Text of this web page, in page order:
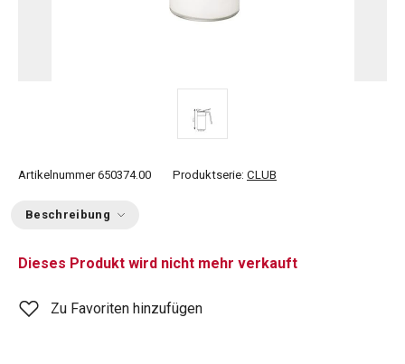
Artikelnummer 650374.00 Produktserie: CLUB
Beschreibung
Dieses Produkt wird nicht mehr verkauft
Zu Favoriten hinzufügen